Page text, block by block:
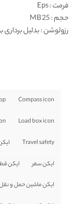
فرمت: Eps
حجم : 25 MB
رزولوشن: بدلیل برداری
Compass icon
Load box icon
Travel safety
ایکن سفر ایکن
ایکن ماشین حمل و